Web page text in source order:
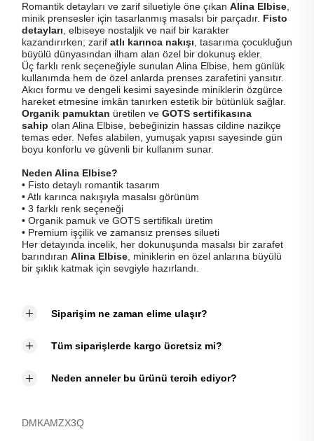
Romantik detayları ve zarif siluetiyle öne çıkan Alina Elbise,
minik prensesler için tasarlanmış masalsı bir parçadır. Fisto
detayları, elbiseye nostaljik ve naif bir karakter
kazandırırken; zarif atlı karınca nakışı, tasarıma çocukluğun
büyülü dünyasından ilham alan özel bir dokunuş ekler.
Üç farklı renk seçeneğiyle sunulan Alina Elbise, hem günlük
kullanımda hem de özel anlarda prenses zarafetini yansıtır.
Akıcı formu ve dengeli kesimi sayesinde miniklerin özgürce
hareket etmesine imkân tanırken estetik bir bütünlük sağlar.
Organik pamuktan üretilen ve GOTS sertifikasına
sahip olan Alina Elbise, bebeğinizin hassas cildine nazikçe
temas eder. Nefes alabilen, yumuşak yapısı sayesinde gün
boyu konforlu ve güvenli bir kullanım sunar.
Neden Alina Elbise?
• Fisto detaylı romantik tasarım
• Atlı karınca nakışıyla masalsı görünüm
• 3 farklı renk seçeneği
• Organik pamuk ve GOTS sertifikalı üretim
• Premium işçilik ve zamansız prenses silueti
Her detayında incelik, her dokunuşunda masalsı bir zarafet
barındıran Alina Elbise, miniklerin en özel anlarına büyülü
bir şıklık katmak için sevgiyle hazırlandı.
Siparişim ne zaman elime ulaşır?
Tüm siparişlerde kargo ücretsiz mi?
Neden anneler bu ürünü tercih ediyor?
DMKAMZX3Q